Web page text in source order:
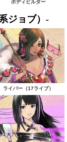
ボディビルダー
ジョブ）-
ライバー（17ライブ）